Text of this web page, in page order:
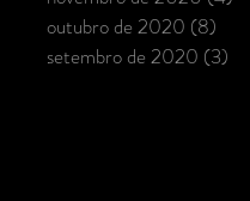
outubro de 2020 (8)
setembro de 2020 (3)